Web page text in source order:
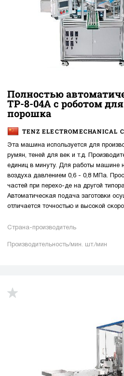
Полностью
TP-8-04A с роботом
порошка
TENZ ELECTROMECHANICAL
Эта машина используется для
румян, теней для век и т.д.
единиц в минуту. Для работы машине
воздуха давлением 0,6 - 0,8 МПа.
частей при перехо-де на другой
Автоматическая подача заготовки
отличается точностью и высокой
Страна-производитель
Производительность/мин. шт./мин